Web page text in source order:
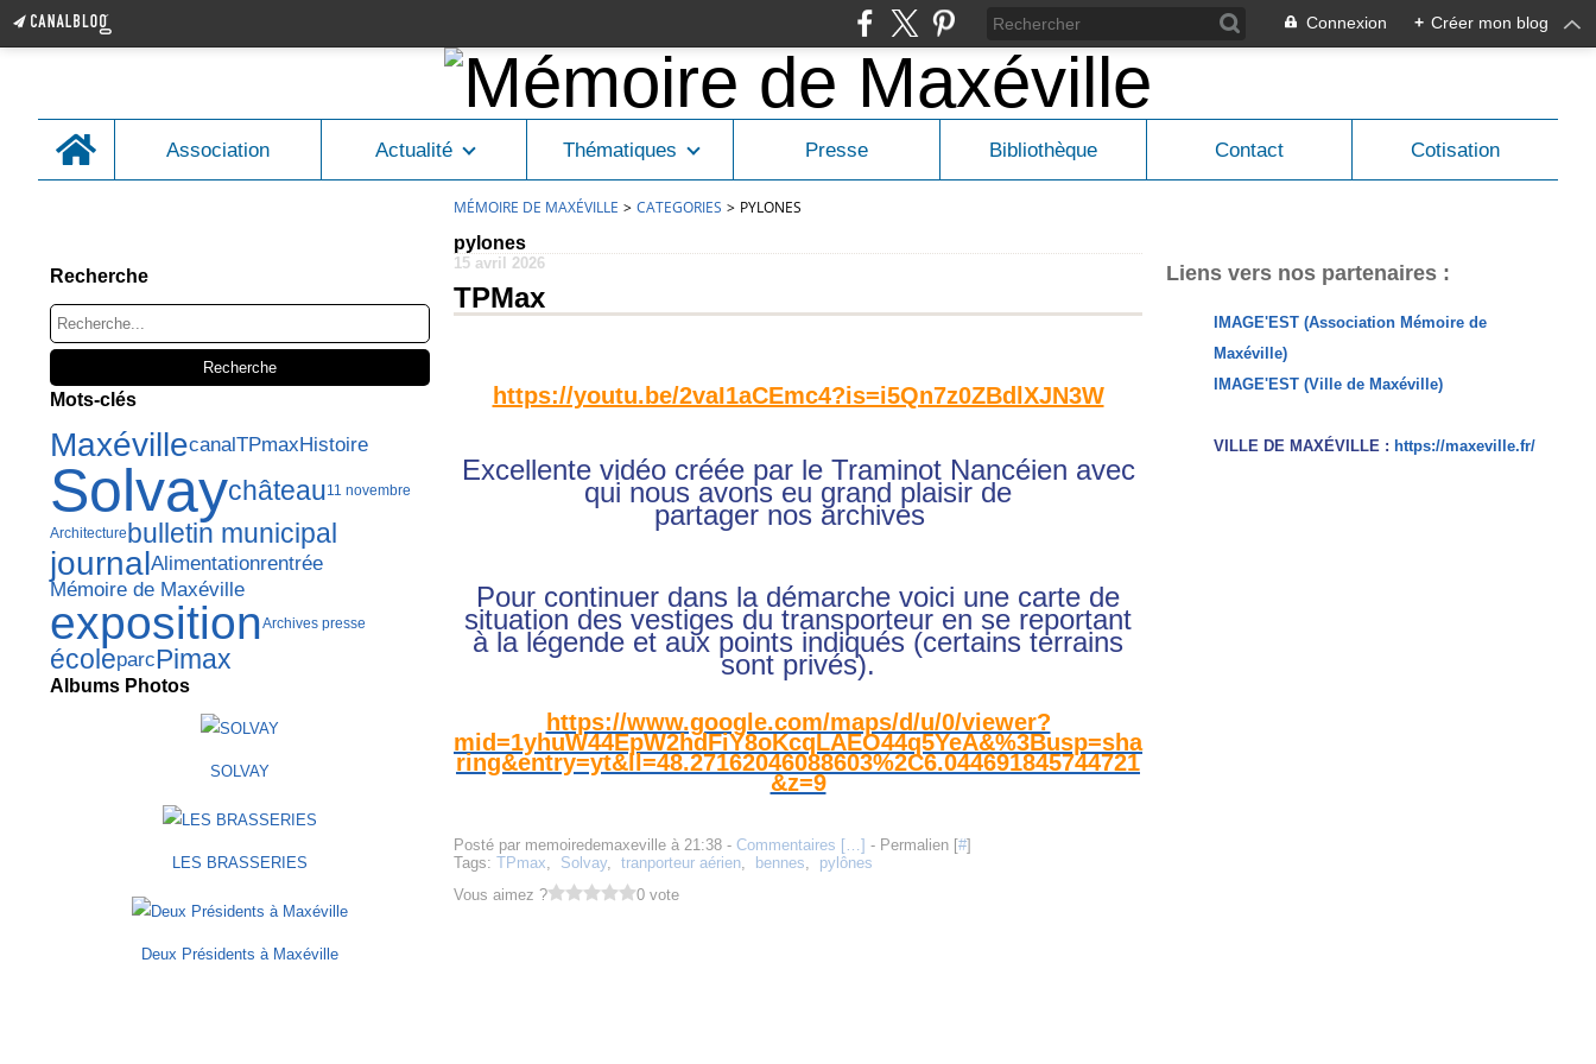
Connexion + Créer mon blog
Home
Association
Actualité Thématiques Presse Bibliothèque Contact Cotisation
Recherche
Mots-clés
MaxévillecanalTPmaxHistoire
Solvaychâteau11 novembre
Architecturebulletin municipal
journalAlimentationrentrée
Mémoire de Maxéville
expositionArchives presse
écoleparcPimax
Albums Photos
SOLVAY
LES BRASSERIES
Deux Présidents à Maxéville
MÉMOIRE DE MAXÉVILLE > CATEGORIES > PYLONES
pylones
15 avril 2026
TPMax
https://youtu.be/2vaI1aCEmc4?is=i5Qn7z0ZBdlXJN3W
Excellente vidéo créée par le Traminot Nancéien avec
qui nous avons eu grand plaisir de
partager nos archives
Pour continuer dans la démarche voici une carte de
situation des vestiges du transporteur en se reportant
à la légende et aux points indiqués (certains terrains
sont privés).
https://www.google.com/maps/d/u/0/viewer?
mid=1yhuW44EpW2hdFiY8oKcqLAEO44q5YeA&%3Busp=sha
ring&entry=yt&ll=48.27162046088603%2C6.044691845744721
&z=9
Posté par memoiredemaxeville à 21:38 - Commentaires […] - Permalien [#]
Tags: TPmax, Solvay, tranporteur aérien, bennes, pylônes
Vous aimez ?
0 vote
Liens vers nos partenaires :
IMAGE'EST (Association Mémoire de
Maxéville)
IMAGE'EST (Ville de Maxéville)
VILLE DE MAXÉVILLE : https://maxeville.fr/